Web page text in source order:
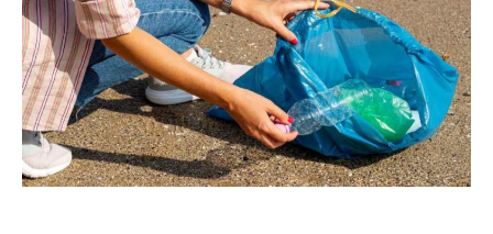
una
de
de
playas
e